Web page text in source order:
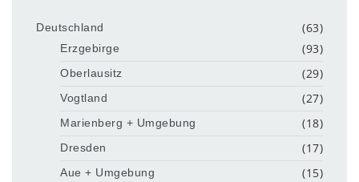
Deutschland (63)
Erzgebirge (93)
Oberlausitz (29)
Vogtland (27)
Marienberg + Umgebung (18)
Dresden (17)
Aue + Umgebung (15)